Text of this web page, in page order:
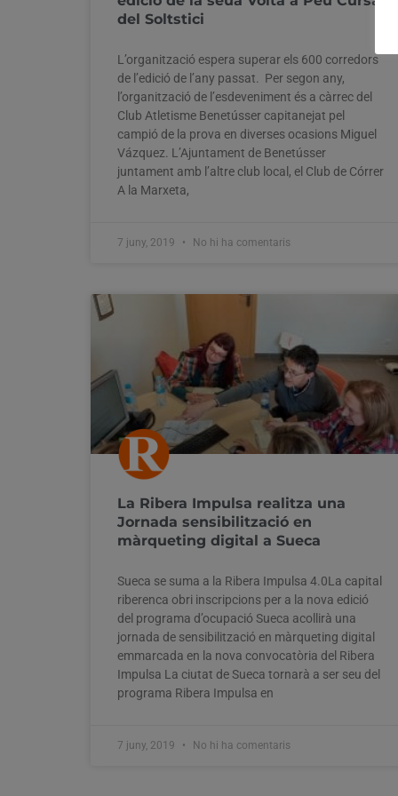
del Soltstici
L’organització espera superar els 600 corredors
de l’edició de l’any passat. Per segon any,
l’organització de l’esdeveniment és a càrrec del
Club Atletisme Benetússer capitanejat pel
campió de la prova en diverses ocasions Miguel
Vázquez. L’Ajuntament de Benetússer
juntament amb l’altre club local, el Club de Córrer
A la Marxeta,
7 juny, 2019 No hi ha comentaris
La Ribera Impulsa realitza una
Jornada sensibilització en
màrqueting digital a Sueca
Sueca se suma a la Ribera Impulsa 4.0La capital
riberenca obri inscripcions per a la nova edició
del programa d’ocupació Sueca acollirà una
jornada de sensibilització en màrqueting digital
emmarcada en la nova convocatòria del Ribera
Impulsa La ciutat de Sueca tornarà a ser seu del
programa Ribera Impulsa en